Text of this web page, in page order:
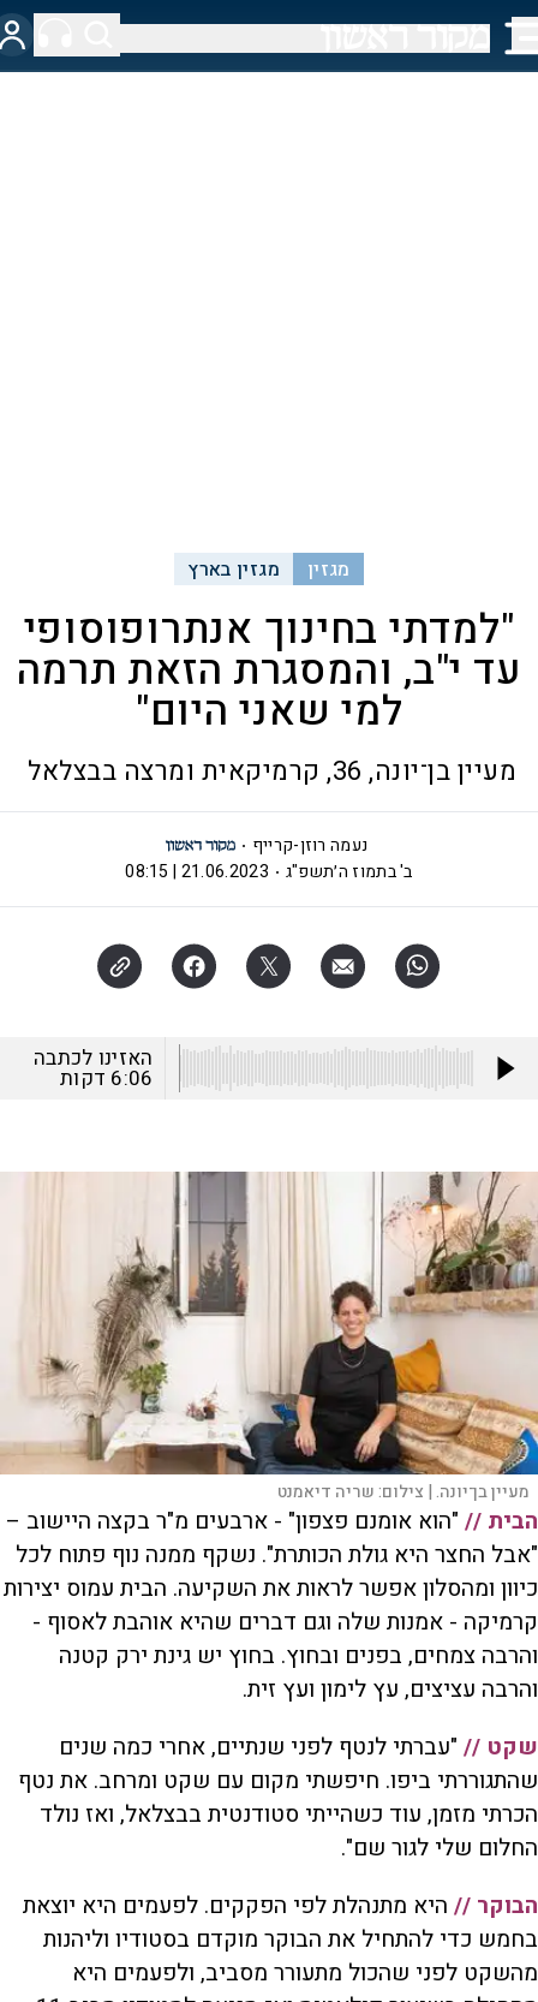
מגזין מגזין בארץ
"למדתי בחינוך אנתרופוסופי
עד י"ב, והמסגרת הזאת תרמה
למי שאני היום"
מעיין בן־יונה, 36, קרמיקאית ומרצה בבצלאל
נעמה רוזן-קרייף
ב' בתמוז ה׳תשפ"ג
21.06.2023 | 08:15
האזינו לכתבה
6:06 דקות
מעיין בן־יונה. | צילום:שריה דיאמנט
הבית // "הוא אומנם פצפון" - ארבעים מ"ר בקצה היישוב –
"אבל החצר היא גולת הכותרת". נשקף ממנה נוף פתוח לכל
כיוון ומהסלון אפשר לראות את השקיעה. הבית עמוס יצירות
קרמיקה - אמנות שלה וגם דברים שהיא אוהבת לאסוף -
והרבה צמחים, בפנים ובחוץ. בחוץ יש גינת ירק קטנה
והרבה עציצים, עץ לימון ועץ זית.
שקט // "עברתי לנטף לפני שנתיים, אחרי כמה שנים
שהתגוררתי ביפו. חיפשתי מקום עם שקט ומרחב. את נטף
הכרתי מזמן, עוד כשהייתי סטודנטית בבצלאל, ואז נולד
החלום שלי לגור שם".
הבוקר // היא מתנהלת לפי הפקקים. לפעמים היא יוצאת
בחמש כדי להתחיל את הבוקר מוקדם בסטודיו וליהנות
מהשקט לפני שהכול מתעורר מסביב, ולפעמים היא